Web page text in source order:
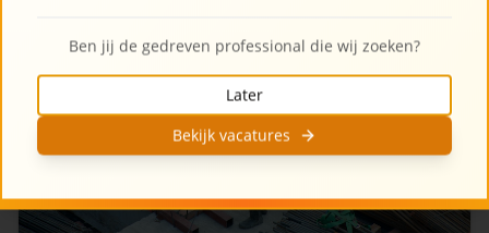
Ben jij de gedreven professional die wij zoeken?
Later
Bekijk vacatures